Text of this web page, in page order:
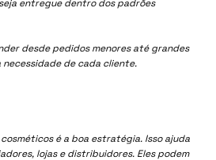
entregue dentro dos padrões
desde pedidos menores até grandes
de cada cliente.
é a boa estratégia. Isso ajuda
lojas e distribuidores. Eles podem